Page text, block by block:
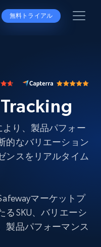
無料トライアル
より、製品パフォー
的なバリエーション
ンスをリアルタイム
マーケットプ
るSKU、バリエーシ
製品パフォーマンス